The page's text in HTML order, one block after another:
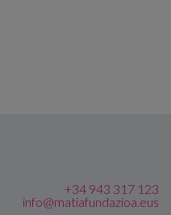
+34 943 317 123
info@matiafundazioa.eus